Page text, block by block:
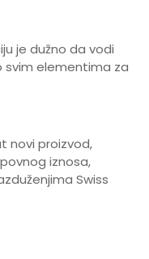
je dužno da vodi
svim elementima za
novi proizvod,
iznosa,
Swiss